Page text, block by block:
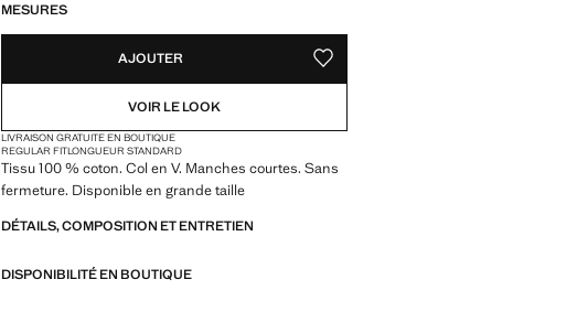
NON DISPONIBLE. JE LE VEUX !
NON DISPONIBLE. JE LE VEUX !
3XL
MESURES
AJOUTER AJOUTER AUX FAVORIS
VOIR LE LOOK
LIVRAISON GRATUITE EN BOUTIQUE
REGULAR FITLONGUEUR STANDARD
Tissu 100 % coton. Col en V. Manches courtes. Sans
fermeture. Disponible en grande taille
DÉTAILS, COMPOSITION ET ENTRETIEN
DISPONIBILITÉ EN BOUTIQUE